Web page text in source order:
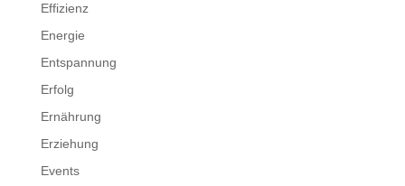
Effizienz
Energie
Entspannung
Erfolg
Ernährung
Erziehung
Events